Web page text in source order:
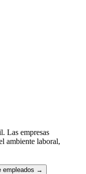
Las empresas
ambiente laboral,
empleados →